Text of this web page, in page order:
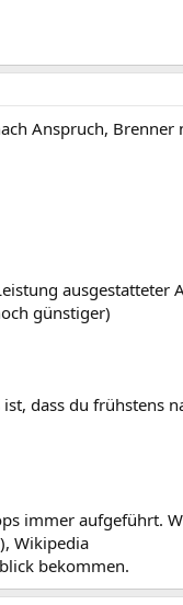
Anspruch, Brenner
ausgestatteter
günstiger)
dass du frühstens
immer aufgeführt.
Wikipedia
bekommen.